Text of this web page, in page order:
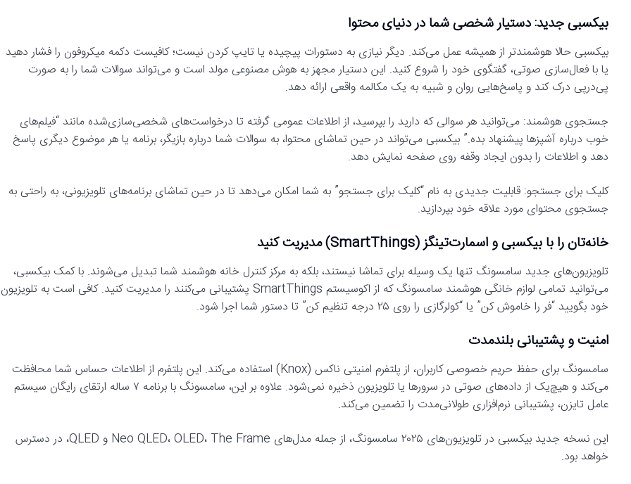
بیکسبی جدید: دستیار شخصی شما در دنیای محتوا
بیکسبی حالا هوشمندتر از همیشه عمل می‌کند. دیگر نیازی به دستورات پیچیده یا تایپ کردن نیست؛ کافیست دکمه میکروفون را فشار دهید
یا با فعال‌سازی صوتی، گفتگوی خود را شروع کنید. این دستیار مجهز به هوش مصنوعی مولد است و می‌تواند سوالات شما را به صورت
پی‌درپی درک کند و پاسخ‌هایی روان و شبیه به یک مکالمه واقعی ارائه دهد.
جستجوی هوشمند: می‌توانید هر سوالی که دارید را بپرسید، از اطلاعات عمومی گرفته تا درخواست‌های شخصی‌سازی‌شده مانند “فیلم‌های
خوب درباره آشپزها پیشنهاد بده.” بیکسبی می‌تواند در حین تماشای محتوا، به سوالات شما درباره بازیگر، برنامه یا هر موضوع دیگری پاسخ
دهد و اطلاعات را بدون ایجاد وقفه روی صفحه نمایش دهد.
کلیک برای جستجو: قابلیت جدیدی به نام “کلیک برای جستجو” به شما امکان می‌دهد تا در حین تماشای برنامه‌های تلویزیونی، به راحتی به
جستجوی محتوای مورد علاقه خود بپردازید.
خانه‌تان را با بیکسبی و اسمارت‌تینگز (SmartThings) مدیریت کنید
تلویزیون‌های جدید سامسونگ تنها یک وسیله برای تماشا نیستند، بلکه به مرکز کنترل خانه هوشمند شما تبدیل می‌شوند. با کمک بیکسبی،
می‌توانید تمامی لوازم خانگی هوشمند سامسونگ که از اکوسیستم SmartThings پشتیبانی می‌کنند را مدیریت کنید. کافی است به تلویزیون
خود بگویید “فر را خاموش کن” یا “کولرگازی را روی ۲۵ درجه تنظیم کن” تا دستور شما اجرا شود.
امنیت و پشتیبانی بلندمدت
سامسونگ برای حفظ حریم خصوصی کاربران، از پلتفرم امنیتی ناکس (Knox) استفاده می‌کند. این پلتفرم از اطلاعات حساس شما محافظت
می‌کند و هیچ‌یک از داده‌های صوتی در سرورها یا تلویزیون ذخیره نمی‌شود. علاوه بر این، سامسونگ با برنامه ۷ ساله ارتقای رایگان سیستم
عامل تایزن، پشتیبانی نرم‌افزاری طولانی‌مدت را تضمین می‌کند.
این نسخه جدید بیکسبی در تلویزیون‌های ۲۰۲۵ سامسونگ، از جمله مدل‌های Neo QLED، OLED، The Frame و QLED، در دسترس
خواهد بود.